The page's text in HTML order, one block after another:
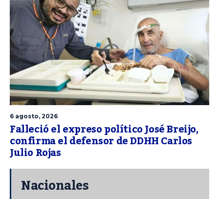
6 agosto, 2026
Falleció el expreso político José Breijo,
confirma el defensor de DDHH Carlos
Julio Rojas
Nacionales